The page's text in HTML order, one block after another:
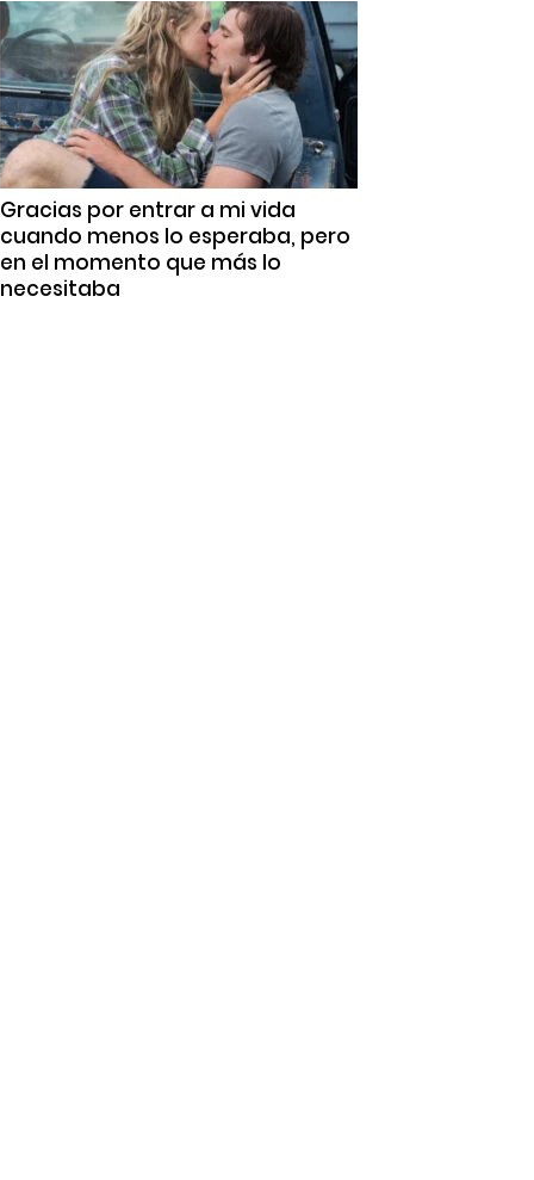
Gracias por entrar a mi vida
cuando menos lo esperaba, pero
en el momento que más lo
necesitaba